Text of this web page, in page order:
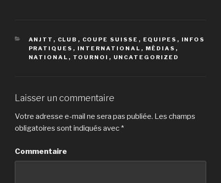
CATÉGORIES
ANJTT , CLUB , COUPE SUISSE , EQUIPES , INFOS
PRATIQUES , INTERNATIONAL , MÉDIAS ,
NATIONAL , TOURNOI , UNCATEGORIZED
Laisser un commentaire
Votre adresse e-mail ne sera pas publiée. Les champs
obligatoires sont indiqués avec *
Commentaire